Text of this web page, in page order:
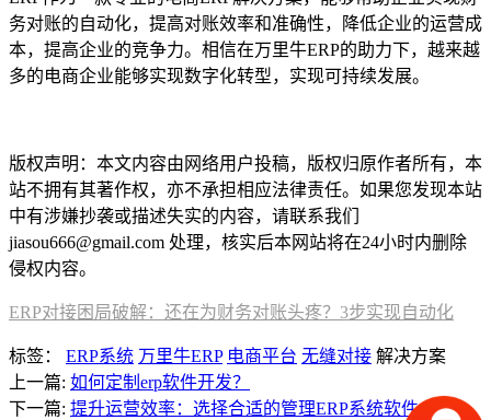
务对账的自动化，提高对账效率和准确性，降低企业的运营成
本，提高企业的竞争力。相信在万里牛ERP的助力下，越来越
多的电商企业能够实现数字化转型，实现可持续发展。
版权声明：本文内容由网络用户投稿，版权归原作者所有，本
站不拥有其著作权，亦不承担相应法律责任。如果您发现本站
中有涉嫌抄袭或描述失实的内容，请联系我们
jiasou666@gmail.com 处理，核实后本网站将在24小时内删除
侵权内容。
ERP对接困局破解：还在为财务对账头疼？3步实现自动化
标签： ERP系统 万里牛ERP 电商平台 无缝对接 解决方案
上一篇: 如何定制erp软件开发？
下一篇: 提升运营效率：选择合适的管理ERP系统软件